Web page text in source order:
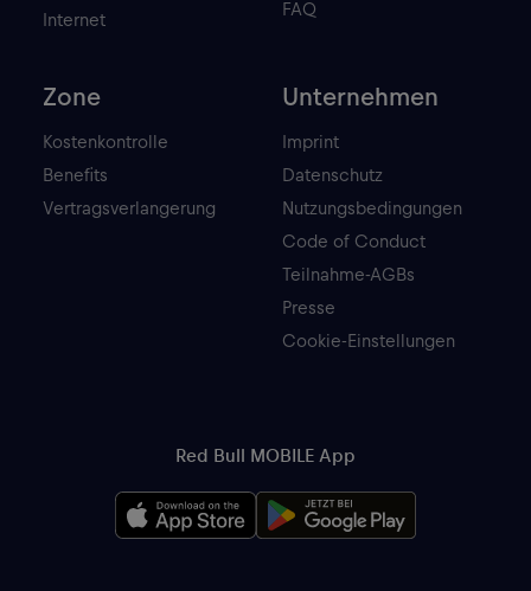
Internet
FAQ
Zone
Kostenkontrolle
Benefits
Vertragsverlangerung
Unternehmen
Imprint
Datenschutz
Nutzungsbedingungen
Code of Conduct
Teilnahme-AGBs
Presse
Cookie-Einstellungen
Red Bull MOBILE App